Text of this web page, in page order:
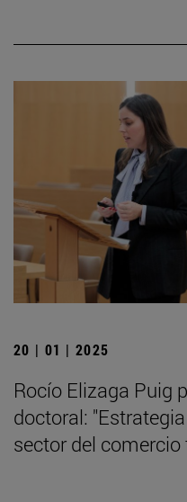
20 | 01 | 2025
Rocío Elizaga Puig
doctoral:
sector del